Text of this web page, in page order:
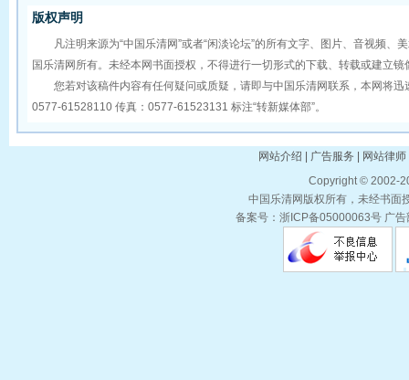
版权声明
凡注明来源为“中国乐清网”或者“闲淡论坛”的所有文字、图片、音视频、
国乐清网所有。未经本网书面授权，不得进行一切形式的下载、转载或建立镜
您若对该稿件内容有任何疑问或质疑，请即与中国乐清网联系，本网将迅
0577-61528110 传真：0577-61523131 标注“转新媒体部”。
网站介绍 | 广告服务 | 网站律
Copyright © 2002-
中国乐清网版权所有，未经书面
备案号：浙ICP备05000063号 广